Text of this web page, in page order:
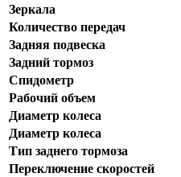
Зеркала
Количество передач
Задняя подвеска
Задний тормоз
Спидометр
Рабочий объем
Диаметр колеса
Диаметр колеса
Тип заднего тормоза
Переключение скоростей